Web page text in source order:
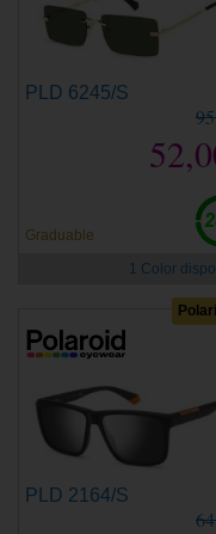
PLD 6245/S
Graduable
1 Color
PLD 2164/S